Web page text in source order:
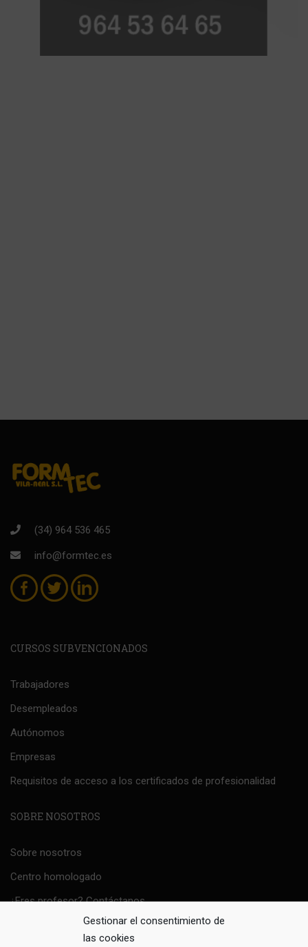
Gestionar el consentimiento de
las cookies
(34) 964 536 465
info@formtec.es
CURSOS SUBVENCIONADOS
Trabajadores
Desempleados
Autónomos
Empresas
Requisitos de acceso a los certificados de profesionalidad
SOBRE NOSOTROS
Sobre nosotros
Centro homologado
¿Eres profesor? Contáctanos
Política Sistema de Gestión Integrado